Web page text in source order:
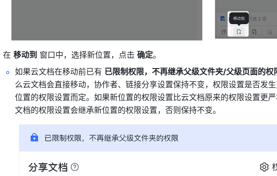
在 移动到 窗口中，选择新位置，点击 确定。
如果云文档在移动前已有 已限制权限，不再继承父级文件夹/父级页面的权
么云文档会直接移动，协作者、链接分享设置保持不变，权限设置是否发
位置的权限设置而定。如果新位置的权限设置比云文档原来的权限设置更
文档的权限设置会继承新位置的权限设置，否则保持不变。